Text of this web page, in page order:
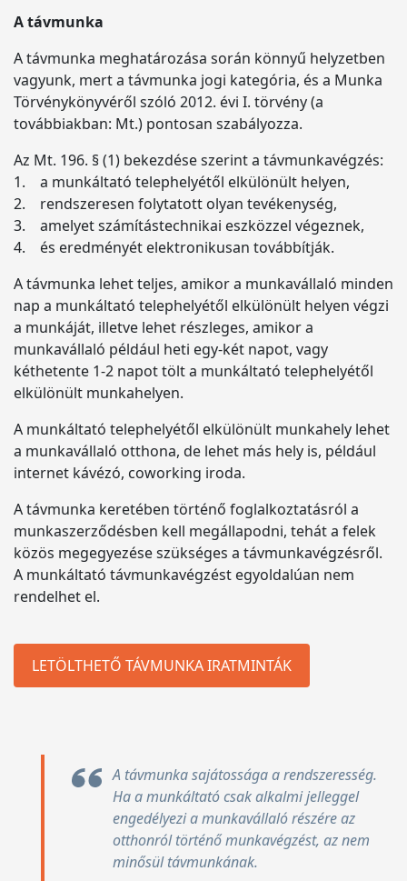
A távmunka
A távmunka meghatározása során könnyű helyzetben
vagyunk, mert a távmunka jogi kategória, és a Munka
Törvénykönyvéről szóló 2012. évi I. törvény (a
továbbiakban: Mt.) pontosan szabályozza.
Az Mt. 196. § (1) bekezdése szerint a távmunkavégzés:
1. a munkáltató telephelyétől elkülönült helyen,
2. rendszeresen folytatott olyan tevékenység,
3. amelyet számítástechnikai eszközzel végeznek,
4. és eredményét elektronikusan továbbítják.
A távmunka lehet teljes, amikor a munkavállaló minden
nap a munkáltató telephelyétől elkülönült helyen végzi
a munkáját, illetve lehet részleges, amikor a
munkavállaló például heti egy-két napot, vagy
kéthetente 1-2 napot tölt a munkáltató telephelyétől
elkülönült munkahelyen.
A munkáltató telephelyétől elkülönült munkahely lehet
a munkavállaló otthona, de lehet más hely is, például
internet kávézó, coworking iroda.
A távmunka keretében történő foglalkoztatásról a
munkaszerződésben kell megállapodni, tehát a felek
közös megegyezése szükséges a távmunkavégzésről.
A munkáltató távmunkavégzést egyoldalúan nem
rendelhet el.
LETÖLTHETŐ TÁVMUNKA IRATMINTÁK
A távmunka sajátossága a rendszeresség.
Ha a munkáltató csak alkalmi jelleggel
engedélyezi a munkavállaló részére az
otthonról történő munkavégzést, az nem
minősül távmunkának.